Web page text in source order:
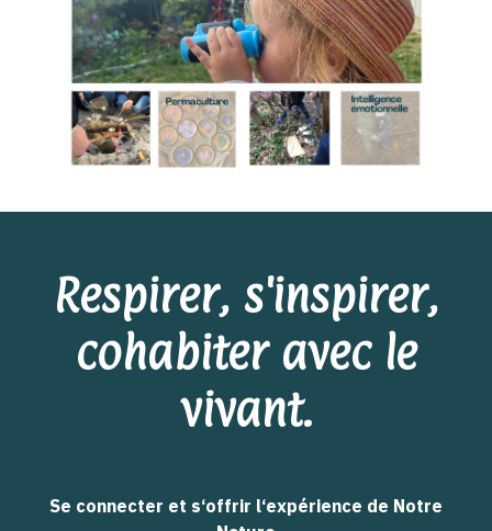
Respirer, s'inspirer,
cohabiter avec le
vivant.
Se connecter et s‘offrir l‘expérience de Notre